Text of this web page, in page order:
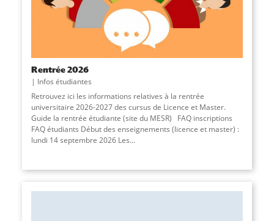
Rentrée 2026
Infos étudiantes
Retrouvez ici les informations relatives à la rentrée
universitaire 2026-2027 des cursus de Licence et Master.
Guide la rentrée étudiante (site du MESR) FAQ inscriptions
FAQ étudiants Début des enseignements (licence et master) :
lundi 14 septembre 2026 Les...